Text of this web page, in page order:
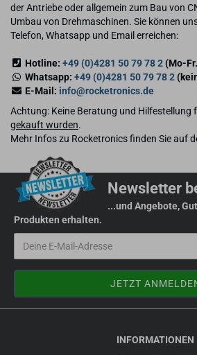
der Antriebe oder allgemein zum Bau von
Umbau von Drehmaschinen. Sie können
Telefon, Whatsapp und Email erreichen:
Hotline: +49 (0)4281 50 79 78 2(Mo-
Whatsapp: +49 (0)4281 50 79 78 2
E-Mail: info@rocketronics.de
Achtung: Keine Beratung und Hilfestellung
gekauft wurden.
Mehr Infos zu Rocketronics finden Sie auf
Newsletter
...und Angebote,
Produkten erhalten.
INFORMATIONEN